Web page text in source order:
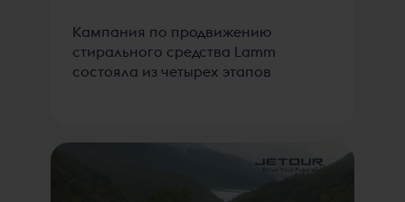
Кампания по продвижению
стирального средства Lamm
состояла из четырех этапов